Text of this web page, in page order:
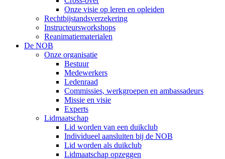
Onze visie op leren en opleiden
Rechtbijstandsverzekering
Instructeursworkshops
Reanimatiematerialen
De NOB
Onze organisatie
Bestuur
Medewerkers
Ledenraad
Commissies, werkgroepen en ambassadeurs
Missie en visie
Experts
Lidmaatschap
Lid worden van een duikclub
Individueel aansluiten bij de NOB
Lid worden als duikclub
Lidmaatschap opzeggen